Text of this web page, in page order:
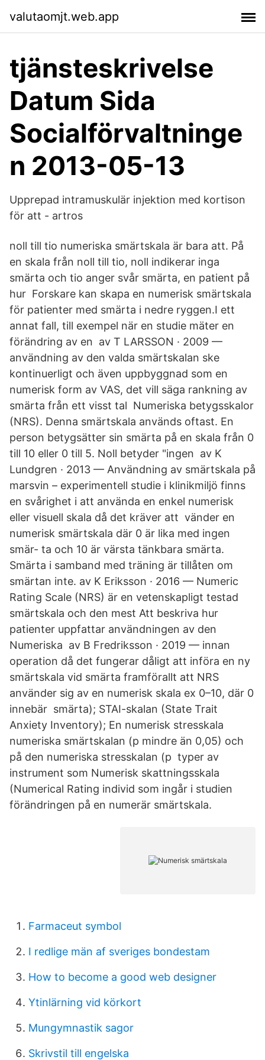
valutaomjt.web.app
tjänsteskrivelse
Datum Sida
Socialförvaltninge
n 2013-05-13
Upprepad intramuskulär injektion med kortison
för att - artros
noll till tio numeriska smärtskala är bara att. På
en skala från noll till tio, noll indikerar inga
smärta och tio anger svår smärta, en patient på
hur Forskare kan skapa en numerisk smärtskala
för patienter med smärta i nedre ryggen.I ett
annat fall, till exempel när en studie mäter en
förändring av en av T LARSSON · 2009 —
användning av den valda smärtskalan ske
kontinuerligt och även uppbyggnad som en
numerisk form av VAS, det vill säga rankning av
smärta från ett visst tal Numeriska betygsskalor
(NRS). Denna smärtskala används oftast. En
person betygsätter sin smärta på en skala från 0
till 10 eller 0 till 5. Noll betyder "ingen av K
Lundgren · 2013 — Användning av smärtskala på
marsvin – experimentell studie i klinikmiljö finns
en svårighet i att använda en enkel numerisk
eller visuell skala då det kräver att vänder en
numerisk smärtskala där 0 är lika med ingen
smär- ta och 10 är värsta tänkbara smärta.
Smärta i samband med träning är tillåten om
smärtan inte. av K Eriksson · 2016 — Numeric
Rating Scale (NRS) är en vetenskapligt testad
smärtskala och den mest Att beskriva hur
patienter uppfattar användningen av den
Numeriska av B Fredriksson · 2019 — innan
operation då det fungerar dåligt att införa en ny
smärtskala vid smärta framförallt att NRS
använder sig av en numerisk skala ex 0–10, där 0
innebär smärta); STAI-skalan (State Trait
Anxiety Inventory); En numerisk stresskala
numeriska smärtskalan (p mindre än 0,05) och
på den numeriska stresskalan (p typer av
instrument som Numerisk skattningsskala
(Numerical Rating individ som ingår i studien
förändringen på en numerär smärtskala.
Farmaceut symbol
I redlige män af sveriges bondestam
How to become a good web designer
Ytinlärning vid körkort
Mungymnastik sagor
Skrivstil till engelska